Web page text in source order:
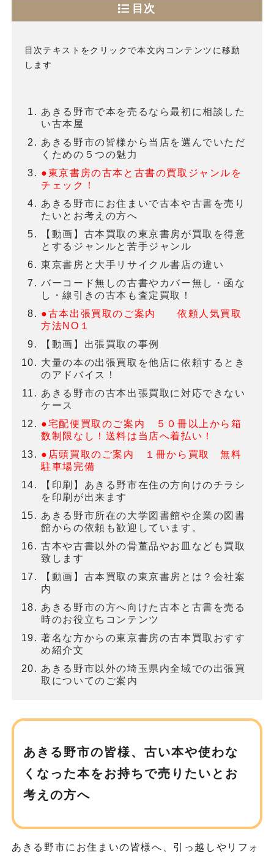
目次
目次テキストをクリックで本文内コンテンツに移動
します
あきる野市で本を売るなら最初に相談した
い古本屋
あきる野市の皆様から当店を選んでいただ
くための５つの魅力
●東京書房の古本と古書の買取ジャンルを
チェック！
あきる野市にお住まいで古本や古書を売り
たいとお考えの方へ
【動画】古本買取の東京書房が買取を得意
とするジャンルと苦手ジャンル
東京書房と大手リサイクル書店の違い
バーコード無しの古書やカバー無し・函な
し・線引きの古本も査定買取！
●古本出張買取のご案内 依頼人気買取
方法NO１
【動画】出張買取の事例
大量の本の出張買取を他店に依頼するとき
のアドバイス！
あきる野市の古本出張買取に対応できない
ケース
●宅配便買取のご案内 ５０冊以上から箱
数制限なし！送料は当店へ着払い！
●店頭買取のご案内 １冊から買取 無料
駐車場完備
【印刷】あきる野市在住の方向けのチラシ
を印刷が出来ます
あきる野市所在の大学図書館や企業の図書
館からの依頼も歓迎しています。
古本や古書以外の骨董品やお皿なども買取
致します
【動画】古本買取の東京書房とは？会社案
内
あきる野市の方へ向けた古本と古書を売る
時のお役立ちコンテンツ
著名な方からの東京書房の古本買取おすす
め紹介文
あきる野市以外の埼玉県内全域での出張買
取についてのご案内
あきる野市の皆様、古い本や使わな
くなった本をお持ちで売りたいとお
考えの方へ
あきる野市にお住まいの皆様へ、引っ越しやリフォ